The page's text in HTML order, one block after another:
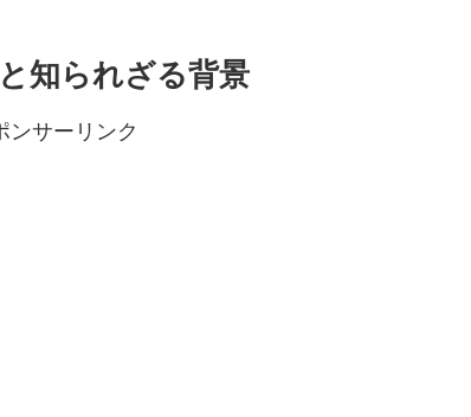
知られざる背景
ンサーリンク